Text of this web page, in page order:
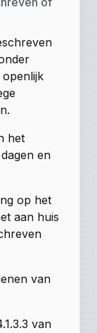
het
en
op het
aan huis
van
van